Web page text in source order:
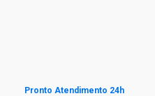
Pronto Atendimento 24h